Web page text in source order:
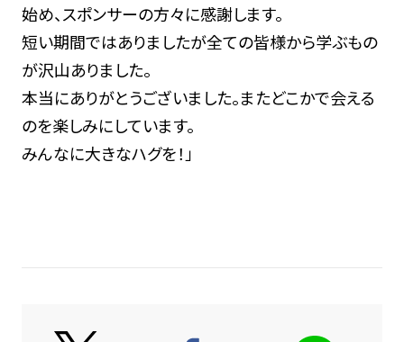
始め、スポンサーの方々に感謝します。
短い期間ではありましたが全ての皆様から学ぶもの
が沢山ありました。
本当にありがとうございました。またどこかで会える
のを楽しみにしています。
みんなに大きなハグを！」